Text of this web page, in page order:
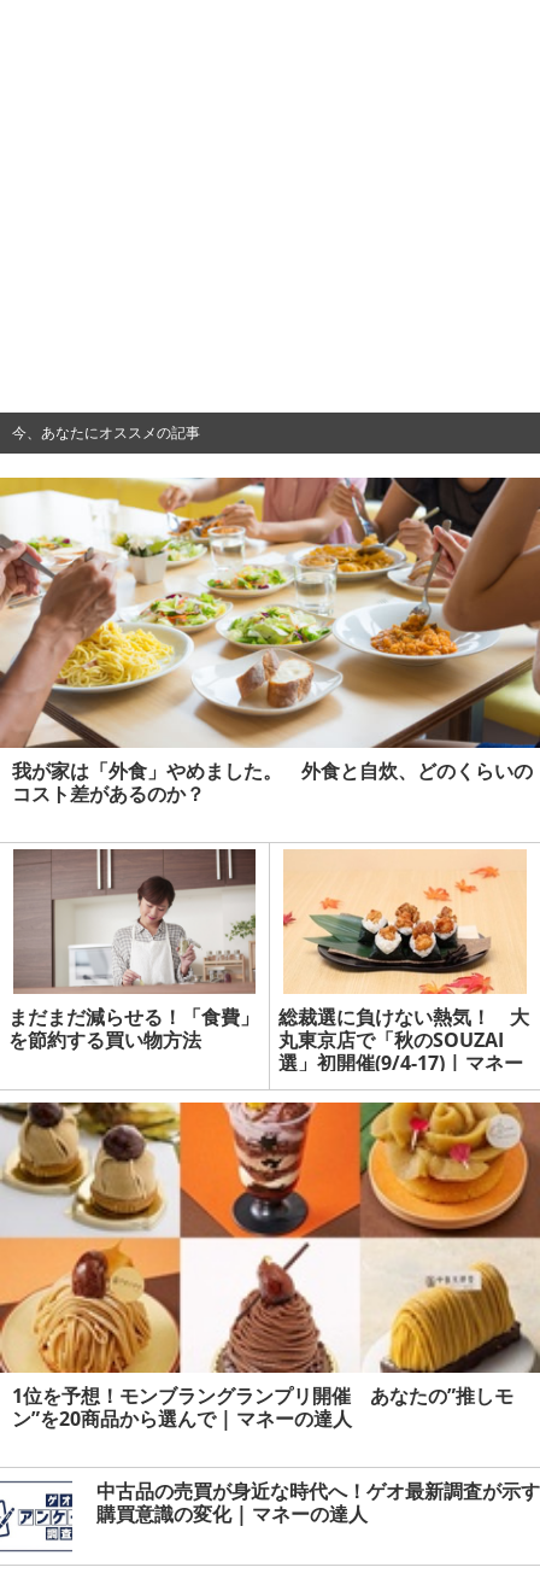
今、あなたにオススメの記事
我が家は「外食」やめました。 外食と自炊、どのくらいの
コスト差があるのか？
まだまだ減らせる！「食費」
を節約する買い物方法
総裁選に負けない熱気！ 大
丸東京店で「秋のSOUZAI
選」初開催(9/4-17) | マネー
の達人
1位を予想！モンブラングランプリ開催 あなたの”推しモ
ン”を20商品から選んで | マネーの達人
中古品の売買が身近な時代へ！ゲオ最新調査が示す
購買意識の変化 | マネーの達人